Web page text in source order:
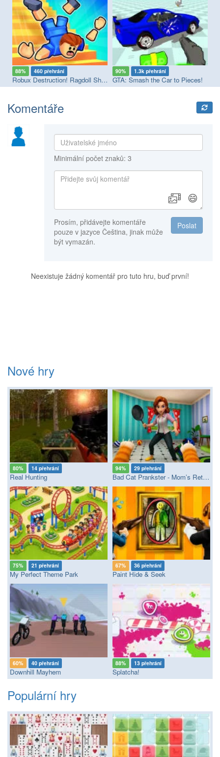
88% 460 přehrání
Robux Destruction! Ragdoll Show!
90% 1.3k přehrání
GTA: Smash the Car to Pieces!
Komentáře
Minimální počet znaků: 3
😄
Poslat
Prosím, přidávejte komentáře
pouze v jazyce Čeština, jinak může
být vymazán.
Neexistuje žádný komentář pro tuto hru, buď první!
Nové hry
80% 14 přehrání
Real Hunting
94% 29 přehrání
Bad Cat Prankster - Mom’s Return
75% 21 přehrání
My Perfect Theme Park
67% 36 přehrání
Paint Hide & Seek
60% 40 přehrání
Downhill Mayhem
88% 13 přehrání
Splatcha!
Populární hry